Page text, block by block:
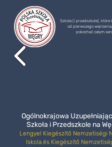
Szkoła (i przedszkole), które
od pierwszego
pokochać całym
Ogólnokrajowa
Szkoła i Przedszkole na
Lengyel Kiegészítő Nemzetiségi
Iskola és Kiegészítő